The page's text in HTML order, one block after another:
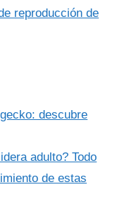
reproducción de
descubre
adulto? Todo
de estas